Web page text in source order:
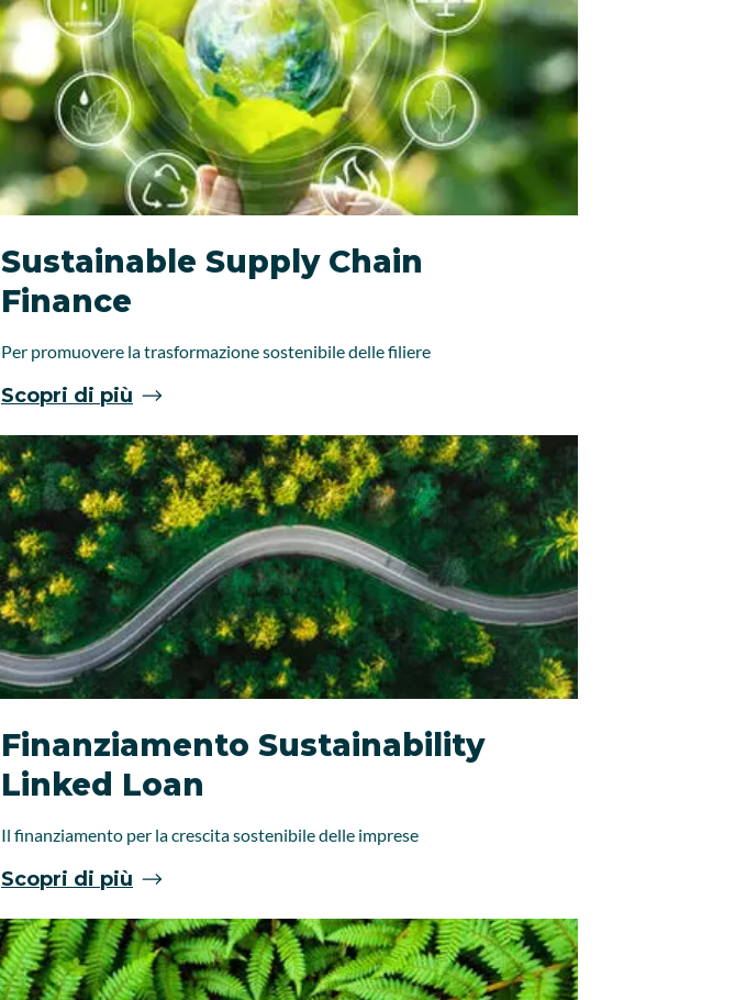
Sustainable Supply Chain
Finance
Per promuovere la trasformazione sostenibile delle filiere
Scopri di più
Finanziamento Sustainability
Linked Loan
Il finanziamento per la crescita sostenibile delle imprese
Scopri di più